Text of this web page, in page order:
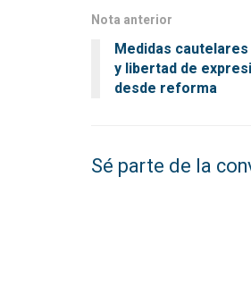
Nota anterior
Medidas
y libertad de
desde reforma
Sé parte de la